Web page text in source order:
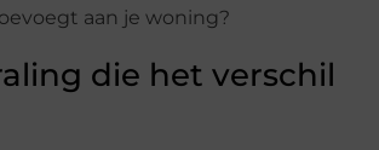
aan je woning?
die het verschil